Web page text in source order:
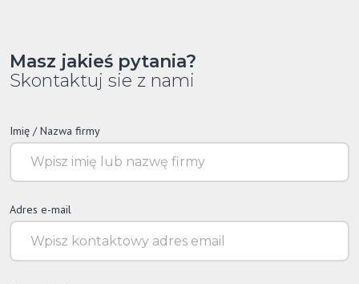
Masz jakieś pytania?
Skontaktuj sie z nami
Imię / Nazwa firmy
Adres e-mail